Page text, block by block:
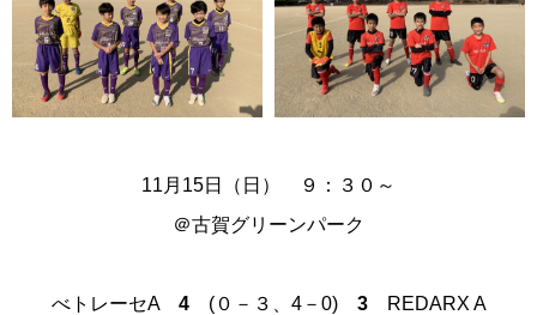
11月15日（日） ９：３０～
＠古賀グリーンパーク
べトレーセA 4(０－３、4－0) 3
REDARX A